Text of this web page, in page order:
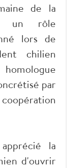
de la
un rôle
lors de
chilien
par
la
d'ouvrir